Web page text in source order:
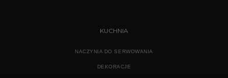
KUCHNIA
NACZYNIA DO SERWOWANIA
DEKORACJE